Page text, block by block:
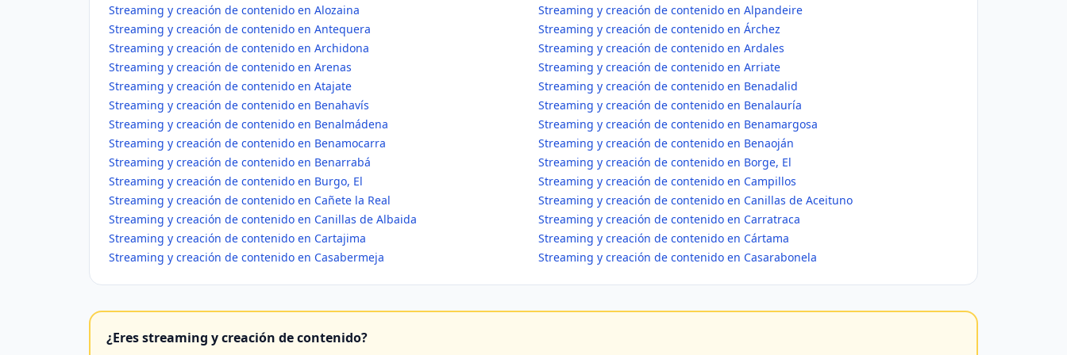
Streaming y creación de contenido en Alozaina
Streaming y creación de contenido en Alpandeire
Streaming y creación de contenido en Antequera
Streaming y creación de contenido en Árchez
Streaming y creación de contenido en Archidona
Streaming y creación de contenido en Ardales
Streaming y creación de contenido en Arenas
Streaming y creación de contenido en Arriate
Streaming y creación de contenido en Atajate
Streaming y creación de contenido en Benadalid
Streaming y creación de contenido en Benahavís
Streaming y creación de contenido en Benalauría
Streaming y creación de contenido en Benalmádena
Streaming y creación de contenido en Benamargosa
Streaming y creación de contenido en Benamocarra
Streaming y creación de contenido en Benaoján
Streaming y creación de contenido en Benarrabá
Streaming y creación de contenido en Borge, El
Streaming y creación de contenido en Burgo, El
Streaming y creación de contenido en Campillos
Streaming y creación de contenido en Cañete la Real
Streaming y creación de contenido en Canillas de Aceituno
Streaming y creación de contenido en Canillas de Albaida
Streaming y creación de contenido en Carratraca
Streaming y creación de contenido en Cartajima
Streaming y creación de contenido en Cártama
Streaming y creación de contenido en Casabermeja
Streaming y creación de contenido en Casarabonela
¿Eres streaming y creación de contenido?